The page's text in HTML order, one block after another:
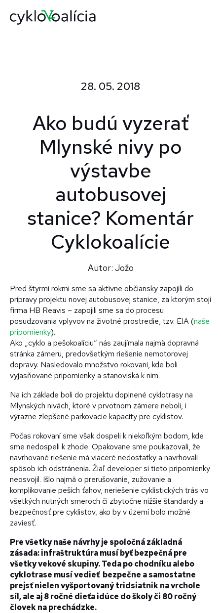
28. 05. 2018
Ako budú vyzerať
Mlynské nivy po
výstavbe
autobusovej
stanice? Komentár
Cyklokoalície
Autor: Jožo
Pred štyrmi rokmi sme sa aktívne občiansky zapojili do
prípravy projektu novej autobusovej stanice, za ktorým stojí
firma HB Reavis – zapojili sme sa do procesu
posudzovania vplyvov na životné prostredie, tzv. EIA (naše
pripomienky).
Ako „cyklo a pešokoalíciu“ nás zaujímala najmä dopravná
stránka zámeru, predovšetkým riešenie nemotorovej
dopravy. Nasledovalo množstvo rokovaní, kde boli
vyjasňované pripomienky a stanoviská k nim.
Na ich základe boli do projektu doplnené cyklotrasy na
Mlynských nivách, ktoré v prvotnom zámere neboli, i
výrazne zlepšené parkovacie kapacity pre cyklistov.
Počas rokovaní sme však dospeli k niekoľkým bodom, kde
sme nedospeli k zhode. Opakovane sme poukazovali, že
navrhované riešenie má viaceré nedostatky a navrhovali
spôsob ich odstránenia. Žiaľ developer si tieto pripomienky
neosvojil. Išlo najmä o prerušovanie, zužovanie a
komplikovanie peších ťahov, neriešenie cyklistických trás vo
všetkých nutných smeroch či zbytočne nižšie štandardy a
bezpečnosť pre cyklistov, ako by v území bolo možné
zaviesť.
Pre všetky naše návrhy je spoločná základná
zásada: infraštruktúra musí byť bezpečná pre
všetky vekové skupiny. Teda po chodníku alebo
cyklotrase musí vedieť bezpečne a samostatne
prejsť nielen vyšportovaný tridsiatnik na vrchole
síl, ale aj 8 ročné dieťa idúce do školy či 80 ročný
človek na prechádzke.